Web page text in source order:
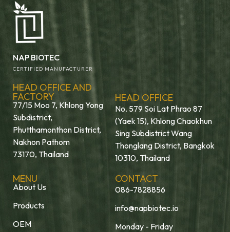
NAP BIOTEC
CERTIFIED MANUFACTURER
HEAD OFFICE AND
FACTORY
77/15 Moo 7, Khlong Yong
Subdistrict,
Phutthamonthon District,
Nakhon Pathom
73170, Thailand
HEAD OFFICE
No. 579 Soi Lat Phrao 87
(Yaek 15), Khlong Chaokhun
Sing Subdistrict Wang
Thonglang District, Bangkok
10310, Thailand
MENU
About Us
Products
OEM
CONTACT
086-7828856
info@napbiotec.io
Monday - Friday